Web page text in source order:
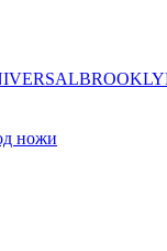
ножи